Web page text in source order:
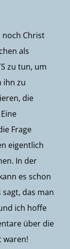
noch Christ
als
zu tun, um
ihn zu
die
Frage
eigentlich
In der
es schon
das man
ich hoffe
über die
waren!